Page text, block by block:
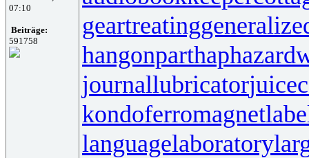
07:10
Beiträge:
591758
geartreating
hangonpart
journallubricator
kondoferromagnet
languagelaboratory